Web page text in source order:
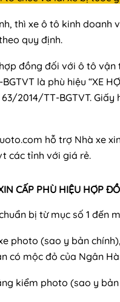
thì xe ô tô kinh doanh
quy định.
đồng đối với ô tô
là phù hiệu “XE
2014/TT-BGTVT.
hỗ trợ Nhà xe
các tỉnh với giá rẻ.
CẤP PHÙ HIỆU HỢP
bị từ mục số 1 đến
photo (sao y bản
có mộc đỏ của Ngân
kiểm photo (sao y